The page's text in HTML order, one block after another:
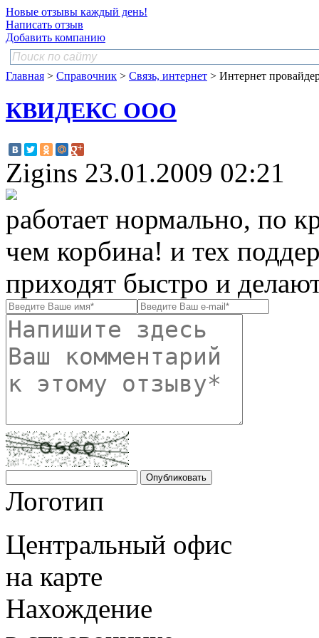
Новые отзывы каждый день!
Написать отзыв
Добавить компанию
Главная > Справочник > Связь, интернет > Интернет
КВИДЕКС ООО
Zigins 23.01.2009 02:21
работает нормально, по
чем корбина! и тех
приходят быстро и
Логотип
Центральный офис
на карте
Нахождение